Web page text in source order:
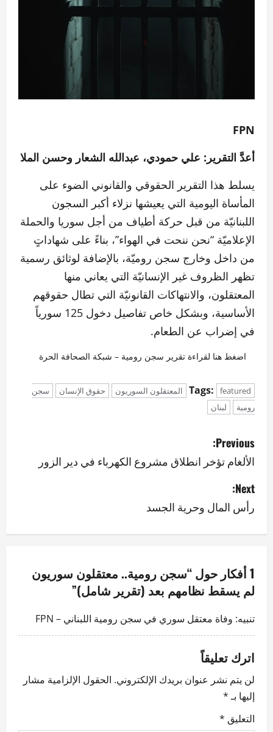
FPN
أعدَّ التقرير: علي حمودي، عبدالله الشعار وحسن الملا
يسلط هذا التقرير الحقوقي والقانوني الضوء على
المأساة اليومية التي يعيشها نزلاء أكبر السجون
اللبنانيّة من قبل حركة أطياف من أجل سوريا والحملة
الإعلاميّة “نحن ننحت في الهواء”، بناءً على شهاداتٍ
من داخل وخارج سجن روميّة، بالإضافة لوثائق رسمية
تظهر الظروف غير الإنسانيّة التي يعاني منها
المعتقلون، والانتهاكات القانونيّة التي تطال حقوقهم
الأساسية، وبشكل خاص تفاصيل دخول 125 سورياً
في إضراب عن الطعام.
اضغط هنا لقراءة تقرير سجن رومية – شبكة الصحافة الحرة
Tags: featured المعتقلون السوريون حقوق الإنسان
سجن
رومية
لبنان
P
o
s
t
n
a
v
i
g
a
t
i
Previous:
الألغام تؤخر انطلاق مشروع الكهرباء في دير الزور
Next:
رأس المال وحرية الجسد
1 أفكار حول “
سجن رومية.. معتقلون سوريون
لم يسقط نظامهم بعد (تقرير شامل)”
تنبيه: وفاة معتقل سوري في سجن رومية اللبناني – FPN
اترك تعليقاً
لن يتم نشر عنوان بريدك الإلكتروني. الحقول الإلزامية مشار
إليها بـ*
التعليق *